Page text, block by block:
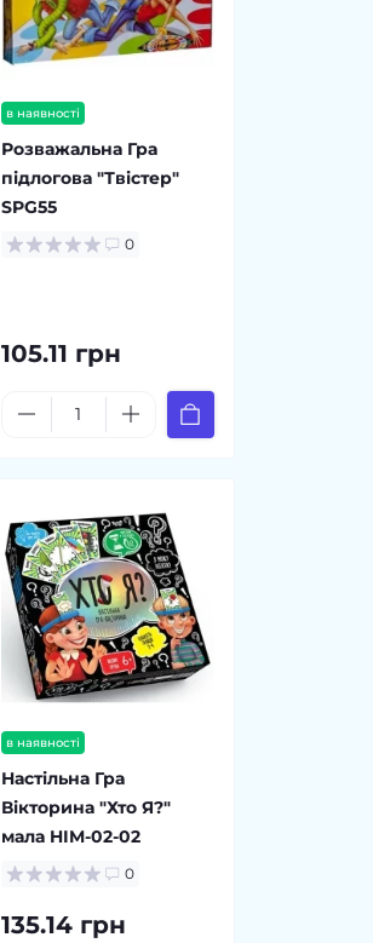
в наявності
Розважальна Гра
підлогова "Твістер"
SPG55
0
105.11 грн
в наявності
Настільна Гра
Вікторина "Хто Я?"
мала HIM-02-02
0
135.14 грн